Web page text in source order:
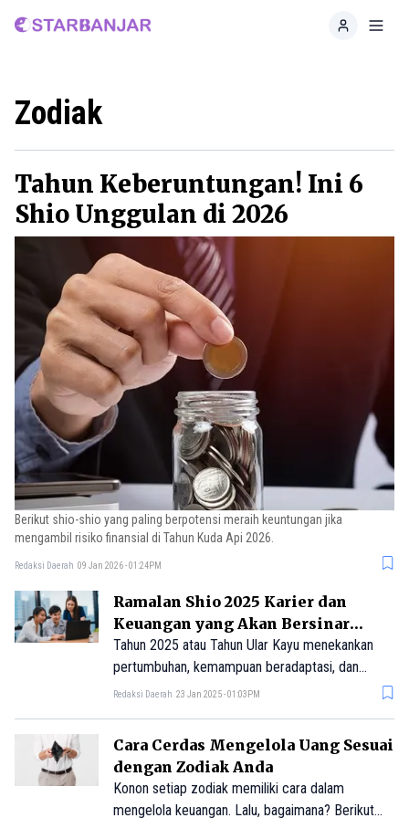
Home
Zodiak
Tahun Keberuntungan! Ini 6
Shio Unggulan di 2026
Berikut shio-shio yang paling berpotensi meraih keuntungan jika
mengambil risiko finansial di Tahun Kuda Api 2026.
Redaksi Daerah 09 Jan 2026 - 01:24PM
Ramalan Shio 2025 Karier dan
Keuangan yang Akan Bersinar
Tahun Ini
Tahun 2025 atau Tahun Ular Kayu menekankan
pertumbuhan, kemampuan beradaptasi, dan
kreativitas dalam aspek karier dan keuangan bagi
Redaksi Daerah 23 Jan 2025 - 01:03PM
Cara Cerdas Mengelola Uang Sesuai
dengan Zodiak Anda
Konon setiap zodiak memiliki cara dalam
mengelola keuangan. Lalu, bagaimana? Berikut